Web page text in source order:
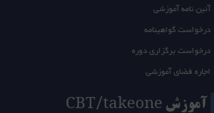
آئین نامه آموزشی
درخواست گواهینامه
درخواست برگزاری دوره
اجاره فضای آموزشی
آموزش CBT/takeone